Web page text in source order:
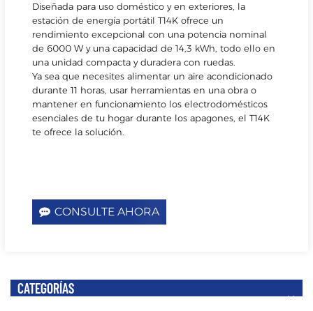
Diseñada para uso doméstico y en exteriores, la
estación de energía portátil T14K ofrece un
rendimiento excepcional con una potencia nominal
de 6000 W y una capacidad de 14,3 kWh, todo ello en
una unidad compacta y duradera con ruedas.
Ya sea que necesites alimentar un aire acondicionado
durante 11 horas, usar herramientas en una obra o
mantener en funcionamiento los electrodomésticos
esenciales de tu hogar durante los apagones, el T14K
te ofrece la solución.
CONSULTE AHORA
CATEGORÍAS